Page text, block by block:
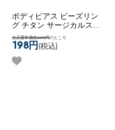
ボディピアス ビーズリン
グ チタン サージカルステ
ンレス 金属アレルギー対
応 14G 16G 18G シンプル
可愛い ネコポスOK
ティブビーズリング (ロー
当店通常価格660円のところ
198円(税込)